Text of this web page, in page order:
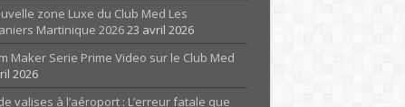
zone Luxe du Club Med Les
Martinique 202623 avril 2026
Maker Serie Prime Video sur le Club Med
2026
valises à l’aéroport : L’erreur fatale que